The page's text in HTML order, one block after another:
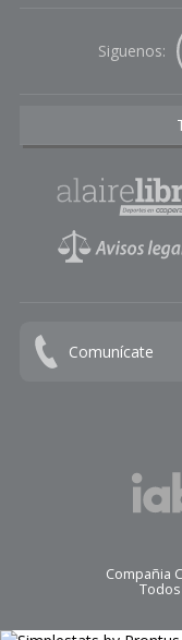
Siguenos:
Comunícate
Compañia